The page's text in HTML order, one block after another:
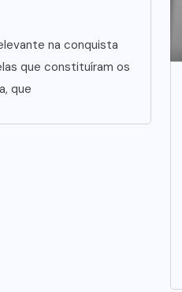
na conquista
que constituíram os
que